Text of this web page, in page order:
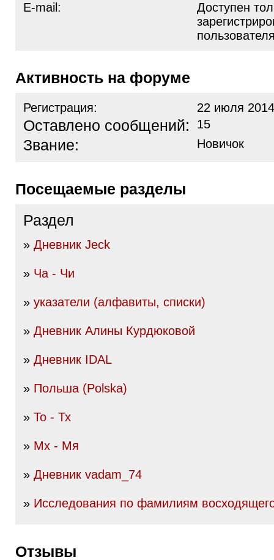
E-mail:
Доступен
Активность на форуме
Регистрация: 22 июля
Оставлено сообщений: 15
Звание: Новичок
Посещаемые разделы
Раздел
» Дневник Jeck
» Ча - Чи
» указатели (алфавиты, списки)
» Дневник Алины Курдюковой
» Дневник IDAL
» Польша (Polska)
» То - Тх
» Мх - Мя
» Дневник vadam_74
» Исследования по фамилиям
Отзывы